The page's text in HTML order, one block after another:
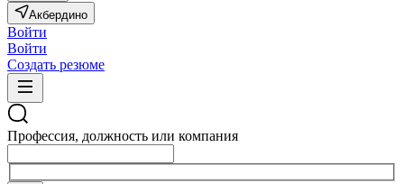
Акбердино
Войти
Войти
Создать резюме
Профессия, должность или компания